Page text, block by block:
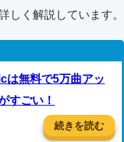
しく解説しています。
無料で5万曲アッ
すごい！
続きを読む